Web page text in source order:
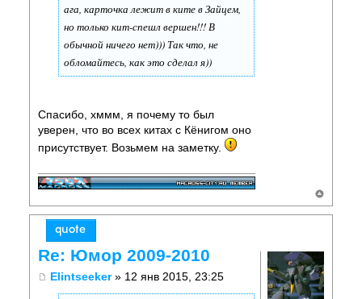
ага, карточка лежит в ките в Зайцем,
но только кит-спешл вершен!!! В
обычной ничего нет))) Так что, не
обломайтесь, как это сделал я))
Спасибо, хммм, я почему то был
уверен, что во всех китах с Кёнигом оно
присутствует. Возьмем на заметку.
Re: Юмор 2009-2010
Elintseeker» 12 янв 2015, 23:25